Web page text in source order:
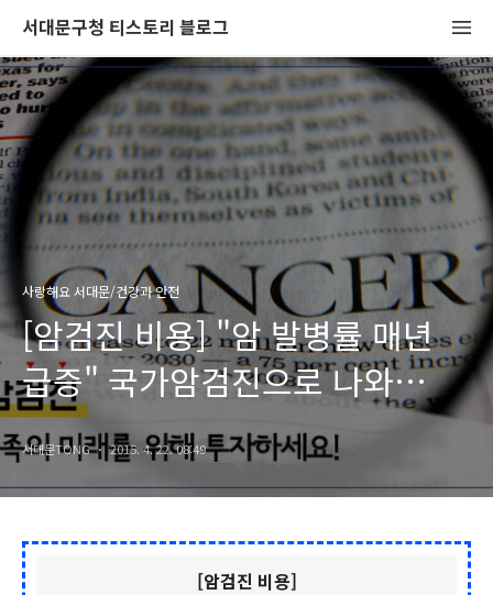
서대문구청 티스토리 블로그
사랑해요 서대문/건강과 안전
[암검진 비용] "암 발병률 매년
급증" 국가암검진으로 나와
가족의 미래를 위해 투자하세요!
서대문TONG 2015. 4. 22. 08:49
[암검진 비용]